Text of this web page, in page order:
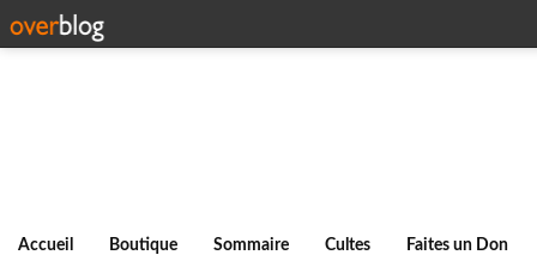
Accueil Boutique Sommaire Cultes Faites un Don